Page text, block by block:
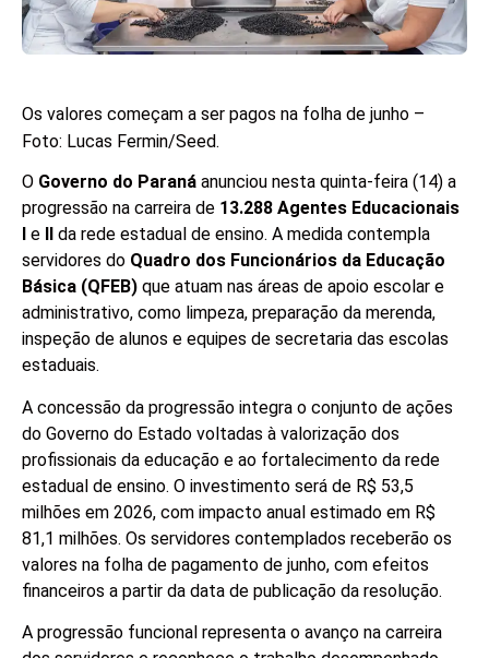
Os valores começam a ser pagos na folha de junho –
Foto: Lucas Fermin/Seed.
O Governo do Paraná anunciou nesta quinta-feira (14) a
progressão na carreira de 13.288 Agentes Educacionais
e
da rede estadual de ensino. A medida contempla
servidores do Quadro dos Funcionários da Educação
Básica (QFEB) que atuam nas áreas de apoio escolar e
administrativo, como limpeza, preparação da merenda,
inspeção de alunos e equipes de secretaria das escolas
estaduais.
A concessão da progressão integra o conjunto de ações
do Governo do Estado voltadas à valorização dos
profissionais da educação e ao fortalecimento da rede
estadual de ensino. O investimento será de R$ 53,5
milhões em 2026, com impacto anual estimado em R$
81,1 milhões. Os servidores contemplados receberão os
valores na folha de pagamento de junho, com efeitos
financeiros a partir da data de publicação da resolução.
A progressão funcional representa o avanço na carreira